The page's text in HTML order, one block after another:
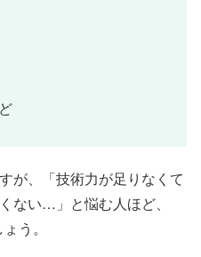
が、「技術力が足りなくて
ない…」と悩む人ほど、
う。